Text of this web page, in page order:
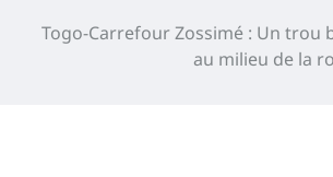
Togo-Carrefour Zossimé : Un trou
au milieu de la